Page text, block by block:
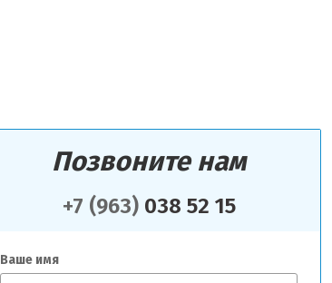
Позвоните нам
+7 (963)038 52 15
Ваше имя